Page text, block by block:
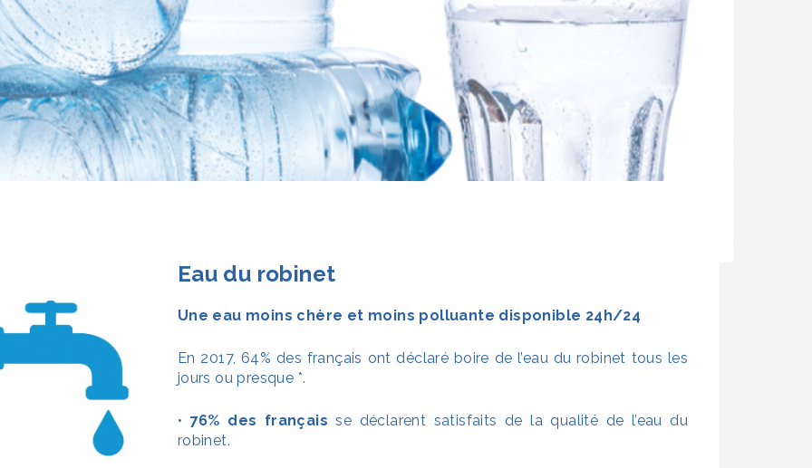
Eau du robinet
Une eau moins chère et moins polluante disponible 24h/24
En 2017, 64% des français ont déclaré boire de l’eau du robinet tous les
jours ou presque *.
• 76% des françaisse déclarent satisfaits de la qualité de l’eau du
robinet.